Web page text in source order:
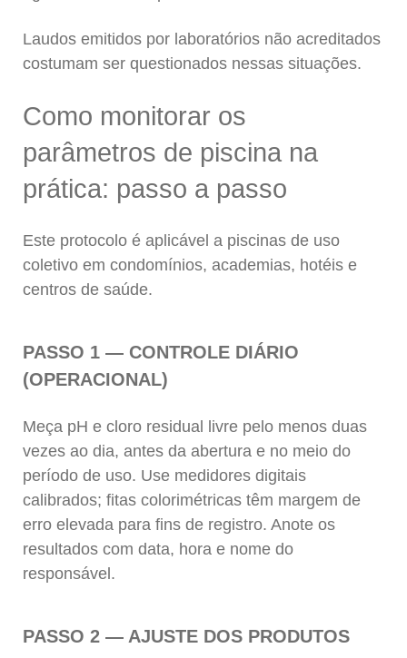
Laudos emitidos por laboratórios não acreditados
costumam ser questionados nessas situações.
Como monitorar os
parâmetros de piscina na
prática: passo a passo
Este protocolo é aplicável a piscinas de uso
coletivo em condomínios, academias, hotéis e
centros de saúde.
PASSO 1 — CONTROLE DIÁRIO
(OPERACIONAL)
Meça pH e cloro residual livre pelo menos duas
vezes ao dia, antes da abertura e no meio do
período de uso. Use medidores digitais
calibrados; fitas colorimétricas têm margem de
erro elevada para fins de registro. Anote os
resultados com data, hora e nome do
responsável.
PASSO 2 — AJUSTE DOS PRODUTOS